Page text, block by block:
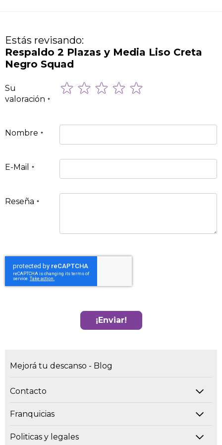
Estás revisando:
Respaldo 2 Plazas y Media Liso Creta
Negro Squad
Su
valoración
1
star
2
stars
3
stars
4
stars
5
stars
Nombre
E-Mail
Reseña
¡Enviar!
Mejorá tu descanso - Blog
Contacto
Franquicias
Politicas y legales